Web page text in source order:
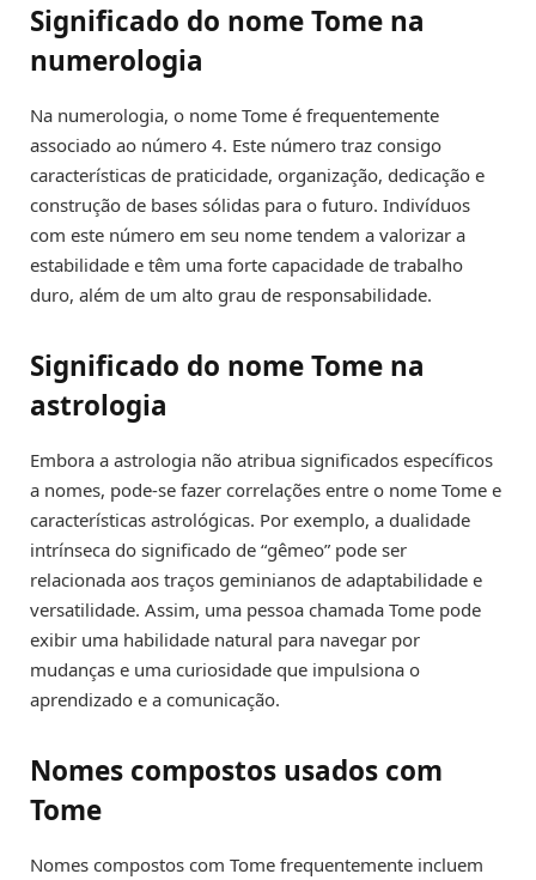
Significado do nome Tome na
numerologia
Na numerologia, o nome Tome é frequentemente
associado ao número 4. Este número traz consigo
características de praticidade, organização, dedicação e
construção de bases sólidas para o futuro. Indivíduos
com este número em seu nome tendem a valorizar a
estabilidade e têm uma forte capacidade de trabalho
duro, além de um alto grau de responsabilidade.
Significado do nome Tome na
astrologia
Embora a astrologia não atribua significados específicos
a nomes, pode-se fazer correlações entre o nome Tome e
características astrológicas. Por exemplo, a dualidade
intrínseca do significado de “gêmeo” pode ser
relacionada aos traços geminianos de adaptabilidade e
versatilidade. Assim, uma pessoa chamada Tome pode
exibir uma habilidade natural para navegar por
mudanças e uma curiosidade que impulsiona o
aprendizado e a comunicação.
Nomes compostos usados com
Tome
Nomes compostos com Tome frequentemente incluem